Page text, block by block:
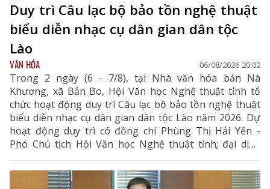
Duy trì Câu lạc bộ bảo tồn nghệ thuật
biểu diễn nhạc cụ dân gian dân tộc
Lào
VĂN HÓA 06/08/2026 20:02
Trong 2 ngày (6 - 7/8), tại Nhà văn hóa bản Nà
Khương, xã Bản Bo, Hội Văn học Nghệ thuật tỉnh tổ
chức hoạt động duy trì Câu lạc bộ bảo tồn nghệ thuật
biểu diễn nhạc cụ dân gian dân tộc Lào năm 2026. Dự
hoạt động duy trì có đồng chí Phùng Thị Hải Yến -
Phó Chủ tịch Hội Văn học Nghệ thuật tỉnh; đại diện
Phòng Văn hóa - Xã hội xã Bản Bo và 24 thành viên
câu lạc bộ.